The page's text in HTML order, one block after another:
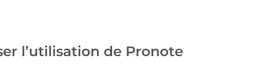
l’utilisation de Pronote